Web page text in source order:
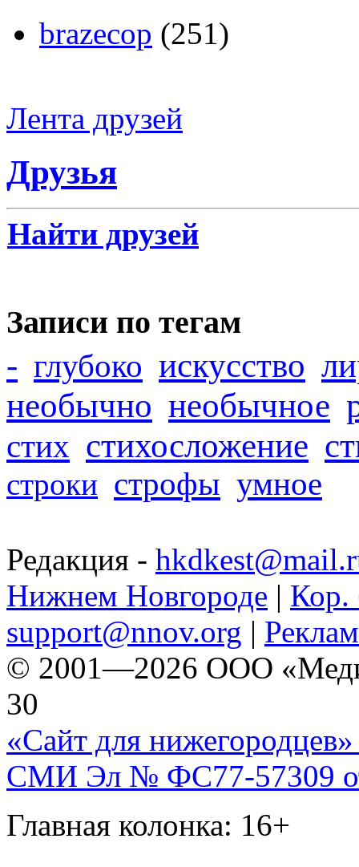
brazecop (251)
Лента друзей
Друзья
Найти друзей
Записи по тегам
- глубоко искусство
необычно необычное
стих стихосложение
строки строфы умное
Редакция -
Нижнем Новгороде | Кор.
support@nnov.org |
© 2001—2026 ООО
30
«Сайт для нижегородцев»
СМИ Эл № ФС77-57309
Главная колонка: 16+